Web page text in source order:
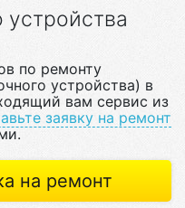
устройства
по ремонту
устройства) в
вам сервис из
заявку на ремонт
на ремонт